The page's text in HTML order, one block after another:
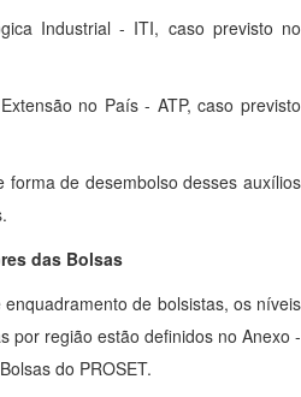
Industrial - ITI, caso previsto no
no País - ATP, caso previsto
forma de desembolso desses auxílios
das Bolsas
de bolsistas, os níveis
por região estão definidos no Anexo -
do PROSET.